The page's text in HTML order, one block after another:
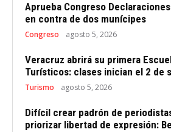
Aprueba Congreso
en contra de dos munícipes
Congreso agosto 5, 2026
Veracruz abrirá su primera
Turísticos: clases inician el 2 de
Turismo agosto 5, 2026
Difícil crear padrón de
priorizar libertad de expresión: